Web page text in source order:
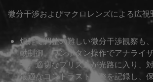
微分干渉およびマクロレンズによる広視
煩雑で調整の難しい微分干渉観察も
動制御。ワンボタン操作でアナライ
ー、適切なプリズムが光路に入り、
最適なコントラスト調整を記録し、